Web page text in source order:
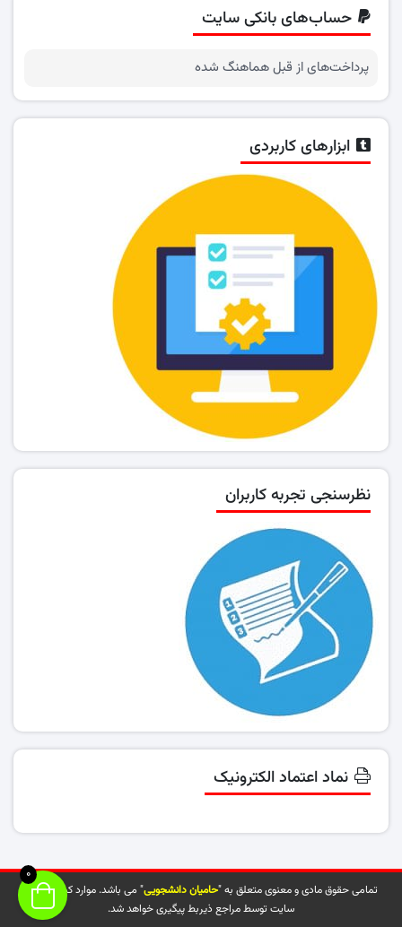
حساب‌های بانکی سایت
پرداخت‌های از قبل هماهنگ شده
ابزارهای کاربردی
نظرسنجی تجربه کاربران
نماد اعتماد الکترونیک
تمامی حقوق مادی و معنوی متعلق به "حامیان دانشجویی" می باشد. موارد کپی شده از
سایت توسط مراجع ذیربط پیگیری خواهد شد.
0